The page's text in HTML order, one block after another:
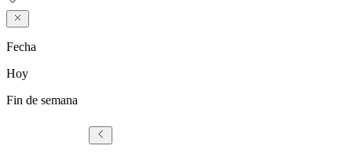
Fecha
Hoy
Fin de semana